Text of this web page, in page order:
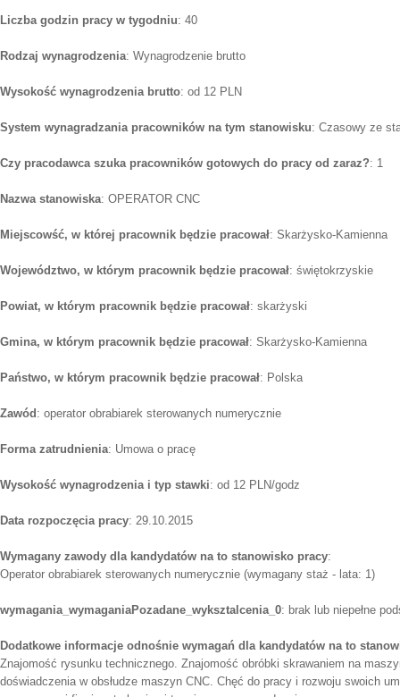
Liczba godzin pracy w tygodniu: 40
Rodzaj wynagrodzenia: Wynagrodzenie brutto
Wysokość wynagrodzenia brutto: od 12 PLN
System wynagradzania pracowników na tym stanowisku: Czasowy ze
Czy pracodawca szuka pracowników gotowych do pracy od zaraz?: 1
Nazwa stanowiska: OPERATOR CNC
Miejscowść, w której pracownik będzie pracował: Skarżysko-Kamienna
Województwo, w którym pracownik będzie pracował: świętokrzyskie
Powiat, w którym pracownik będzie pracował: skarżyski
Gmina, w którym pracownik będzie pracował: Skarżysko-Kamienna
Państwo, w którym pracownik będzie pracował: Polska
Zawód : operator obrabiarek sterowanych numerycznie
Forma zatrudnienia: Umowa o pracę
Wysokość wynagrodzenia i typ stawki: od 12 PLN/godz
Data rozpoczęcia pracy: 29.10.2015
Wymagany zawody dla kandydatów na to stanowisko pracy:
Operator obrabiarek sterowanych numerycznie (wymagany staż - lata: 1)
wymagania_wymaganiaPozadane_wyksztalcenia_0: brak lub niepełne
Dodatkowe informacje odnośnie wymagań dla kandydatów na to
Znajomość rysunku technicznego. Znajomość obróbki skrawaniem na
doświadczenia w obsłudze maszyn CNC. Chęć do pracy i rozwoju swoich